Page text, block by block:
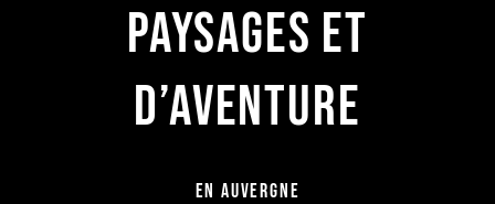
PAYSAGES ET
D’AVENTURE
EN AUVERGNE